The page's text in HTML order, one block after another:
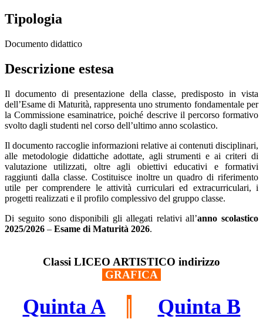
Tipologia
Documento didattico
Descrizione estesa
Il documento di presentazione della classe, predisposto in vista
dell’Esame di Maturità, rappresenta uno strumento fondamentale per
la Commissione esaminatrice, poiché descrive il percorso formativo
svolto dagli studenti nel corso dell’ultimo anno scolastico.
Il documento raccoglie informazioni relative ai contenuti disciplinari,
alle metodologie didattiche adottate, agli strumenti e ai criteri di
valutazione utilizzati, oltre agli obiettivi educativi e formativi
raggiunti dalla classe. Costituisce inoltre un quadro di riferimento
utile per comprendere le attività curriculari ed extracurriculari, i
progetti realizzati e il profilo complessivo del gruppo classe.
Di seguito sono disponibili gli allegati relativi all’anno scolastico
2025/2026 – Esame di Maturità 2026.
Classi LICEO ARTISTICO indirizzo
GRAFICA
Quinta A | Quinta B